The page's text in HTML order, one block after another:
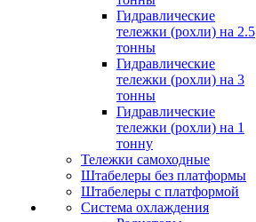
Гидравлические
тележки (рохли) на 2.5
тонны
Гидравлические
тележки (рохли) на 3
тонны
Гидравлические
тележки (рохли) на 1
тонну
Тележки самоходные
Штабелеры без платформы
Штабелеры с платформой
Система охлаждения